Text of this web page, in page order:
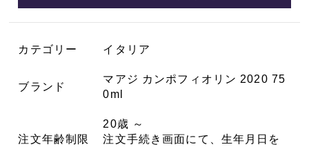
カテゴリー イタリア
ブランド
マアジ カンポフィオリン 2020 75
0ml
注文年齢制限
20歳 ～
注文手続き画面にて、生年月日を